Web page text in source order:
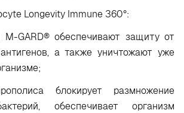
Longevity Immune 360°:
GARD® обеспечивают защиту от
а также уничтожают уже
блокирует размножение
обеспечивает организм